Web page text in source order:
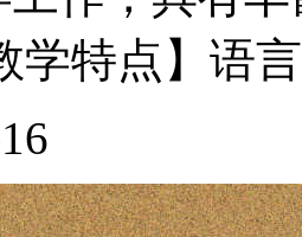
学特点】语